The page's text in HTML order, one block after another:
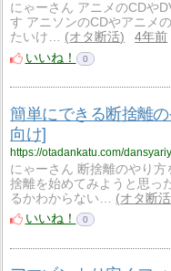
にゃーさん アニメのCDや
す アニソンのCDやアニメ
たいけ…
オタ断活
4年前
いいね！
0
簡単にできる断捨離
向け]
https://otadankatu.com/
にゃーさん 断捨離のやり
捨離を始めてみようと思っ
るかわからない…
オタ断活
いいね！
0